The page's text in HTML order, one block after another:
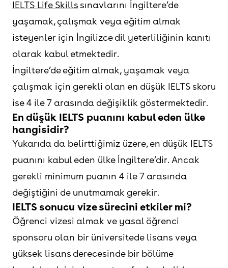
IELTS Life Skillssınavlarını İngiltere’de
yaşamak, çalışmak veya eğitim almak
isteyenler için İngilizce dil yeterliliğinin kanıtı
olarak kabul etmektedir.
İngiltere’de eğitim almak, yaşamak veya
çalışmak için gerekli olan en düşük IELTS skoru
ise 4 ile 7 arasında değişiklik göstermektedir.
En düşük IELTS puanını kabul eden ülke
hangisidir?
Yukarıda da belirttiğimiz üzere, en düşük IELTS
puanını kabul eden ülke İngiltere’dir. Ancak
gerekli minimum puanın 4 ile 7 arasında
değiştiğini de unutmamak gerekir.
IELTS sonucu vize sürecini etkiler mi?
Öğrenci vizesi almak ve yasal öğrenci
sponsoru olan bir üniversitede lisans veya
yüksek lisans derecesinde bir bölüme